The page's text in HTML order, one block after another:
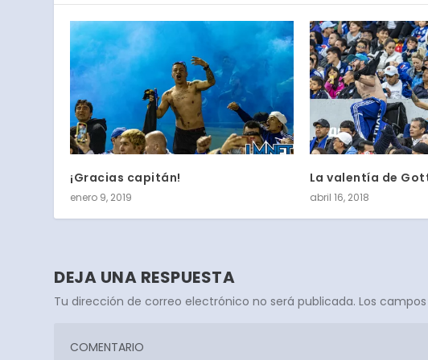
¡Gracias capitán!
enero 9, 2019
La valentía de
abril 16, 2018
DEJA UNA RESPUESTA
Tu dirección de correo electrónico no será publicada. Los